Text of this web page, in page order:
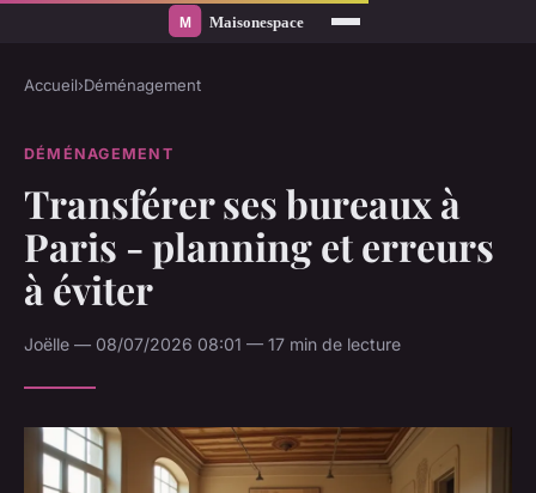
Accueil›Déménagement
DÉMÉNAGEMENT
Transférer ses bureaux à
Paris - planning et erreurs
à éviter
Joëlle — 08/07/2026 08:01 — 17 min de lecture